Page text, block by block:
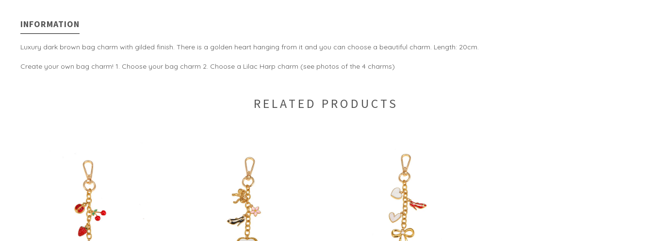
INFORMATION
Luxury dark brown bag charm with gilded finish. There is a golden heart hanging from it and you can choose a beautiful charm. Length: 20cm.
Create your own bag charm! 1. Choose your bag charm 2. Choose a Lilac Harp charm (see photos of the 4 charms)
RELATED PRODUCTS